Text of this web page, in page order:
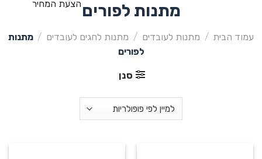
הצעת המחיר מתנות לפורים
עמוד הבית / מתנות לעובדים / מתנות לחגים לעובדים / מתנות
לפורים
סנן